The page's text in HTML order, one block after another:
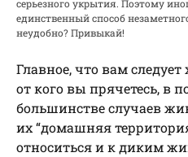
серьезного укрытия. Поэтому
единственный способ
неудобно? Привыкай!
Главное, что вам следует
от кого вы прячетесь, в
большинстве случаев
их “домашняя
относиться и к диким